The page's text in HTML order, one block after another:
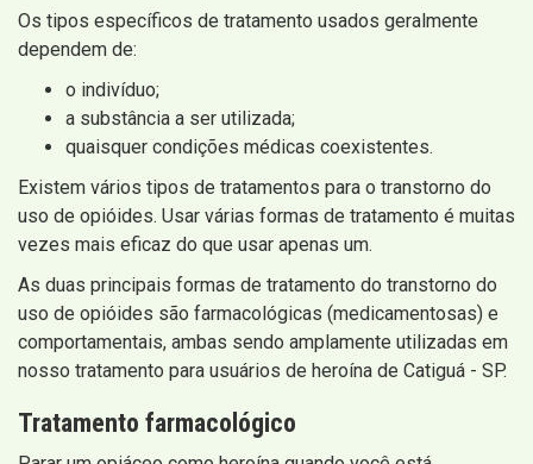
Os tipos específicos de tratamento usados ​​geralmente
dependem de:
o indivíduo;
a substância a ser utilizada;
quaisquer condições médicas coexistentes.
Existem vários tipos de tratamentos para o transtorno do
uso de opióides. Usar várias formas de tratamento é muitas
vezes mais eficaz do que usar apenas um.
As duas principais formas de tratamento do transtorno do
uso de opióides são farmacológicas (medicamentosas) e
comportamentais, ambas sendo amplamente utilizadas em
nosso tratamento para usuários de heroína de Catiguá - SP.
Tratamento farmacológico